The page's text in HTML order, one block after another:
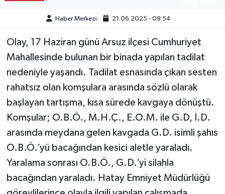
Haber Merkezi 21.06.2025 - 09:54
Olay, 17 Haziran günü Arsuz ilçesi Cumhuriyet
Mahallesinde bulunan bir binada yapılan tadilat
nedeniyle yaşandı. Tadilat esnasında çıkan sesten
rahatsız olan komşulara arasında sözlü olarak
başlayan tartışma, kısa sürede kavgaya dönüştü.
Komşular; O.B.Ö., M.H.Ç., E.O.M. ile G.D, İ.D.
arasında meydana gelen kavgada G.D. isimli şahıs
O.B.Ö.’yü bacağından kesici aletle yaraladı.
Yaralama sonrası O.B.Ö., G.D.’yi silahla
bacağından yaraladı. Hatay Emniyet Müdürlüğü